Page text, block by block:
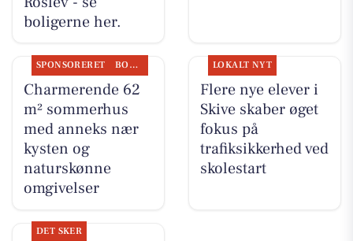
boligerne her.
SPONSORERET BOLIGMARKED
Charmerende 62
m² sommerhus
med anneks nær
kysten og
naturskønne
omgivelser
LOKALT NYT
Flere nye elever i
Skive skaber øget
fokus på
trafiksikkerhed ved
skolestart
DET SKER